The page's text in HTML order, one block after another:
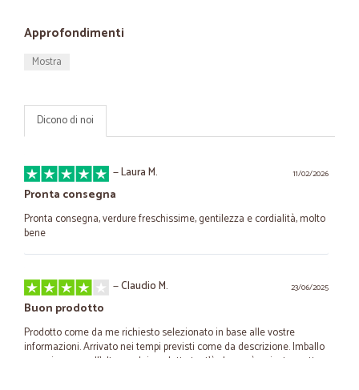
Approfondimenti
Mostra
Dicono di noi
11/02/2026
—Laura M.
Pronta consegna
Pronta consegna, verdure freschissime, gentilezza e cordialità, molto
bene
23/06/2025
—Claudio M.
Buon prodotto
Prodotto come da me richiesto selezionato in base alle vostre
informazioni. Arrivato nei tempi previsti come da descrizione. Imballo
precario e non all’altezza dei prodotto tant’è che ne è arrivato 1 rotto.